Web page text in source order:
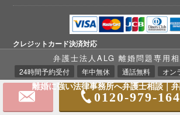
離婚に強い法律事務所へ弁護士相談｜
クレジットカード決済対応
弁護士法人ALG 離婚問題専用
24時間予約受付 年中無休 通話無料 オン
0120-979-164